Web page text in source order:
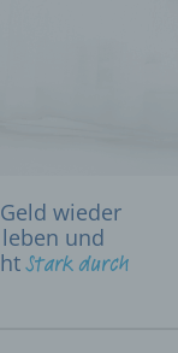
wieder
und
Stark durch